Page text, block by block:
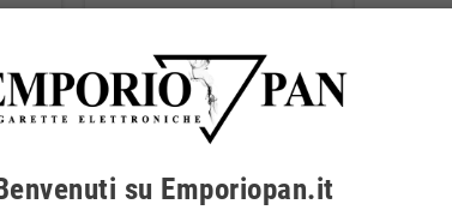
Stock: 0
24,95 €
su Emporiopan.it